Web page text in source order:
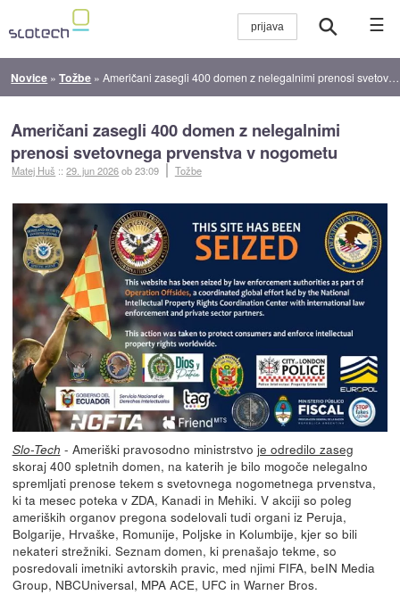
☰
Novice »Tožbe »Američani zasegli 400 domen z nelegalnimi prenosi svetovnega prvenstva v nogometu
Američani zasegli 400 domen z nelegalnimi
prenosi svetovnega prvenstva v nogometu
Matej Huš ::29. jun 2026ob 23:09 Tožbe
Slo-Tech - Ameriški pravosodno ministrstvo je odredilo zaseg
skoraj 400 spletnih domen, na katerih je bilo mogoče nelegalno
spremljati prenose tekem s svetovnega nogometnega prvenstva,
ki ta mesec poteka v ZDA, Kanadi in Mehiki. V akciji so poleg
ameriških organov pregona sodelovali tudi organi iz Peruja,
Bolgarije, Hrvaške, Romunije, Poljske in Kolumbije, kjer so bili
nekateri strežniki. Seznam domen, ki prenašajo tekme, so
posredovali imetniki avtorskih pravic, med njimi FIFA, beIN Media
Group, NBCUniversal, MPA ACE, UFC in Warner Bros.